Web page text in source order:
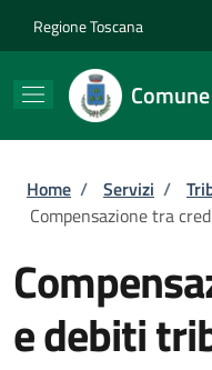
Regione Toscana
Briciole di
Home / Servizi /
Compensazione tra
e debiti